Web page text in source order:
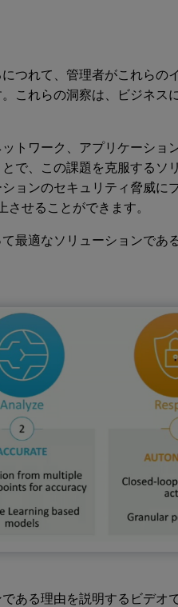
つれて、管理者がこれらの
これらの洞察は、ビジネス
トワーク、アプリケーショ
で、この課題を克服するソ
ョンのセキュリティ脅威に
せることができます。
最適なソリューションであ
ある理由を説明するビデオ